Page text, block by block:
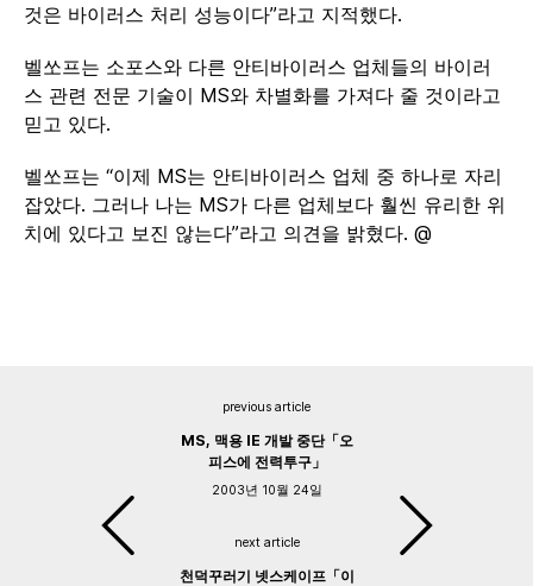
것은 바이러스 처리 성능이다”라고 지적했다.
벨쏘프는 소포스와 다른 안티바이러스 업체들의 바이러
스 관련 전문 기술이 MS와 차별화를 가져다 줄 것이라고
믿고 있다.
벨쏘프는 “이제 MS는 안티바이러스 업체 중 하나로 자리
잡았다. 그러나 나는 MS가 다른 업체보다 훨씬 유리한 위
치에 있다고 보진 않는다”라고 의견을 밝혔다. @
previous article
MS, 맥용 IE 개발 중단「오
피스에 전력투구」
2003년 10월 24일
next article
천덕꾸러기 넷스케이프「이